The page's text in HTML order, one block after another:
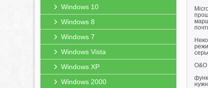
Windows 10
Windows 8
Windows 7
Windows Vista
Windows XP
Windows 2000